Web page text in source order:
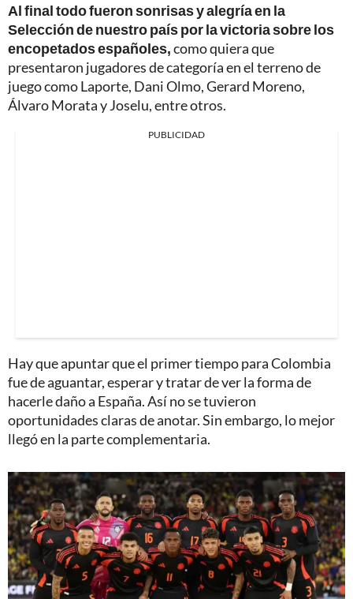
Al final todo fueron sonrisas y alegría en la
Selección de nuestro país por la victoria sobre los
encopetados españoles,como quiera que
presentaron jugadores de categoría en el terreno de
juego como Laporte, Dani Olmo, Gerard Moreno,
Álvaro Morata y Joselu, entre otros.
PUBLICIDAD
Hay que apuntar que el primer tiempo para Colombia
fue de aguantar, esperar y tratar de ver la forma de
hacerle daño a España. Así no se tuvieron
oportunidades claras de anotar. Sin embargo, lo mejor
llegó en la parte complementaria.